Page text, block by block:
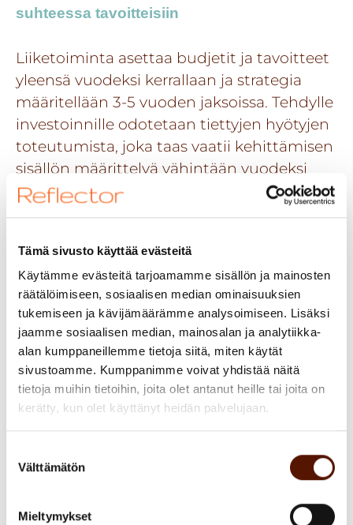
Tämä sivusto käyttää evästeitä
Käytämme evästeitä tarjoamamme sisällön ja mainosten
räätälöimiseen, sosiaalisen median ominaisuuksien
tukemiseen ja kävijämäärämme analysoimiseen. Lisäksi
jaamme sosiaalisen median, mainosalan ja analytiikka-
alan kumppaneillemme tietoja siitä, miten käytät
sivustoamme. Kumppanimme voivat yhdistää näitä
tietoja muihin tietoihin, joita olet antanut heille tai joita on
kerätty, kun olet käyttänyt heidän palvelujaan.
valinta
Välttämätön
Mieltymykset
suhteessa tavoitteisiin
Liiketoiminta asettaa budjetit ja tavoitteet
yleensä vuodeksi kerrallaan ja strategia
määritellään 3-5 vuoden jaksoissa. Tehdylle
investoinnille odotetaan tiettyjen hyötyjen
toteutumista, joka taas vaatii kehittämisen
sisällön määrittelyä vähintään vuodeksi
kerrallaan.
puolestaan ajan esimerkiksi sprintteinä,
projekteina ja hankkeina. Ketterissä
malleissa kantava ajatus on, että sisältö
määritellään tarkasti vasta lähempänä
toteutushetkeä turhan työn ja
epärealististen odotusten välttämiseksi,
koska vaatimukset muuttuvat ja työn
edetessä asiasta opitaan uutta. Tämä
lähtökohtaisesti erilainen suhtautuminen
hiertää IT:n ja liiketoiminnan